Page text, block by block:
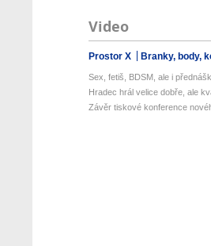
Video
Prostor X Branky, body,
Sex, fetiš, BDSM, ale i
Hradec hrál velice dobře, ale
Závěr tiskové konference